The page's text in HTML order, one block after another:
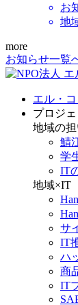
お
地
more
お知らせ一覧
エル・
プロジ
地域の
鯖
学
IT
地域×IT
サ
IT
ハ
商
IT